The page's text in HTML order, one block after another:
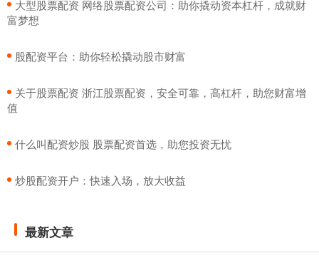
​大型股票配资 网络股票配资公司：助你撬动资本杠杆，成就财
富梦想
​股配资平台：助你轻松撬动股市财富
​关于股票配资 浙江股票配资，安全可靠，高杠杆，助您财富增
值
​什么叫配资炒股 股票配资首选，助您投资无忧
​炒股配资开户：快速入场，放大收益
最新文章